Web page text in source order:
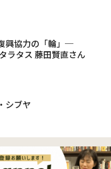
興協力の「輪」─
ラタス 藤田賢直さん
シブヤ